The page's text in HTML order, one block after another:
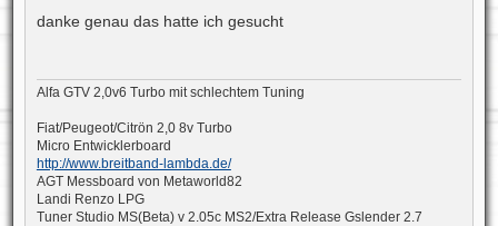
i
danke genau das hatte ich gesucht
Alfa GTV 2,0v6 Turbo mit schlechtem Tuning
Fiat/Peugeot/Citrön 2,0 8v Turbo
Micro Entwicklerboard
http://www.breitband-lambda.de/
AGT Messboard von Metaworld82
Landi Renzo LPG
Tuner Studio MS(Beta) v 2.05c MS2/Extra Release Gslender 2.7